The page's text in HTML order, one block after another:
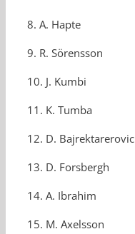
8. A. Hapte
9. R. Sörensson
10. J. Kumbi
11. K. Tumba
12. D. Bajrektarerovic
13. D. Forsbergh
14. A. Ibrahim
15. M. Axelsson